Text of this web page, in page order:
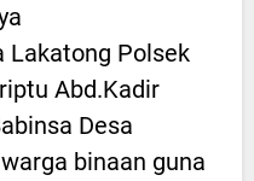
Lakatong Polsek
Abd.Kadir
Desa
binaan guna